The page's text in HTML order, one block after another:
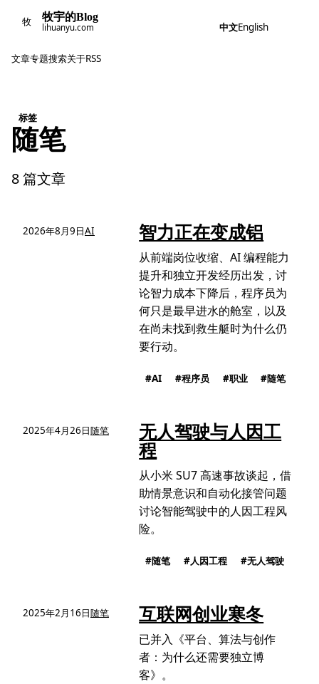
牧 牧宇的Blog
lihuanyu.com 中文English
文章专题搜索关于RSS
标签
随笔
8 篇文章
2026年8月9日AI 智力正在变成铝
从前端岗位收缩、AI 编程能力
提升和独立开发经历出发，讨
论智力成本下降后，程序员为
何只是最早进水的舱室，以及
在尚未找到救生艇时为什么仍
要行动。
AI 程序员 职业 随笔
2025年4月26日随笔
无人驾驶与人因工
程
从小米 SU7 高速事故谈起，借
助情景意识和自动化接管问题
讨论智能驾驶中的人因工程风
险。
随笔 人因工程 无人驾驶
2025年2月16日随笔 互联网创业寒冬
已并入《平台、算法与创作
者：为什么还需要独立博
客》。